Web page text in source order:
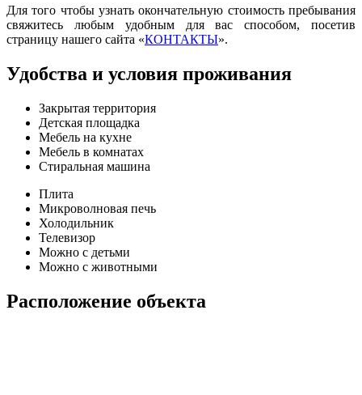
Для того чтобы узнать окончательную стоимость пребывания
свяжитесь любым удобным для вас способом, посетив
страницу нашего сайта «КОНТАКТЫ».
Удобства и условия проживания
Закрытая территория
Детская площадка
Мебель на кухне
Мебель в комнатах
Стиральная машина
Плита
Микроволновая печь
Холодильник
Телевизор
Можно с детьми
Можно с животными
Расположение объекта